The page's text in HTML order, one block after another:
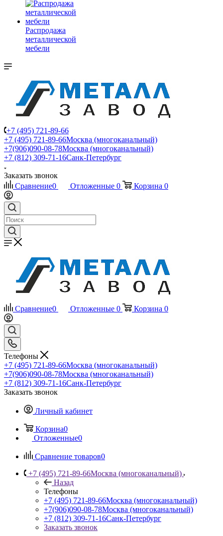
Распродажа
металлической
мебели
+7 (495) 721-89-66
+7 (495) 721-89-66Москва (многоканальный)
+7(906)090-08-78Москва (многоканальный)
+7 (812) 309-71-16Санк-Петербург
Заказать звонок
Сравнение0 Отложенные 0 Корзина 0
Сравнение0 Отложенные 0 Корзина 0
Телефоны
+7 (495) 721-89-66Москва (многоканальный)
+7(906)090-08-78Москва (многоканальный)
+7 (812) 309-71-16Санк-Петербург
Заказать звонок
Личный кабинет
Корзина0
Отложенные0
Сравнение товаров0
+7 (495) 721-89-66Москва (многоканальный)
Назад
Телефоны
+7 (495) 721-89-66Москва (многоканальный)
+7(906)090-08-78Москва (многоканальный)
+7 (812) 309-71-16Санк-Петербург
Заказать звонок